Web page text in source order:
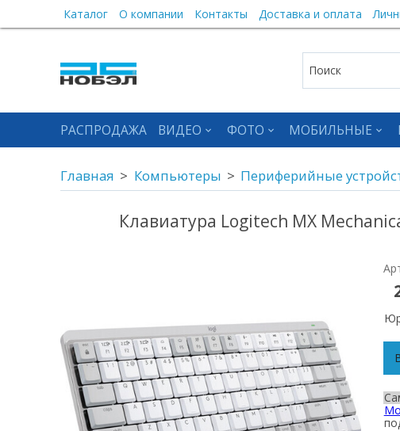
Каталог О компании Контакты Доставка и оплата
РАСПРОДАЖА ВИДЕО ФОТО МОБИЛЬНЫЕ
Главная Компьютеры Периферийные
Клавиатура Logitech MX